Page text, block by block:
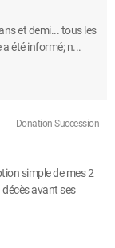
et demi... tous les
été informé; n...
Donation-Succession
simple de mes 2
avant ses